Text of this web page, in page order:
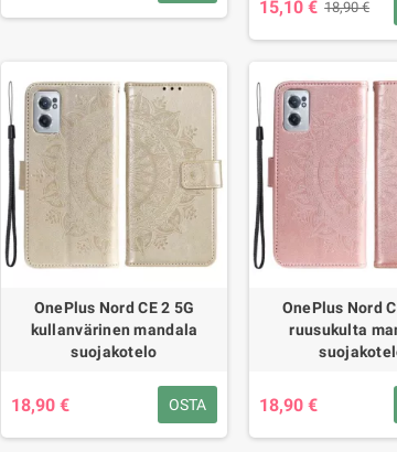
15,10 € 18,90 €
OnePlus Nord CE 2 5G
kullanvärinen mandala
suojakotelo
18,90 € OSTA
OnePlus Nord
ruusukulta
18,90 €